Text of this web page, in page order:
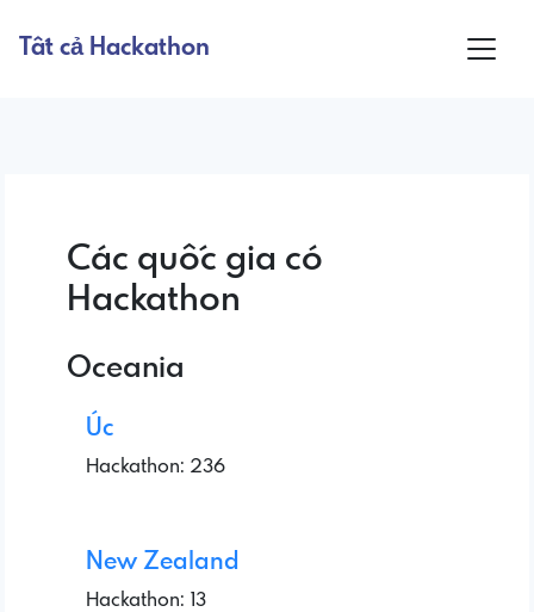
Tất cả Hackathon
Các quốc gia có
Hackathon
Oceania
Úc
Hackathon: 236
New Zealand
Hackathon: 13